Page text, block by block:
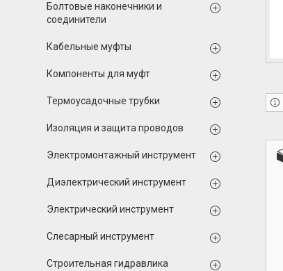
Болтовые наконечники и
соединители
Кабельные муфты
Компоненты для муфт
Термоусадочные трубки
Изоляция и защита проводов
Электромонтажный инструмент
Диэлектрический инструмент
Электрический инструмент
Слесарный инструмент
Строительная гидравлика